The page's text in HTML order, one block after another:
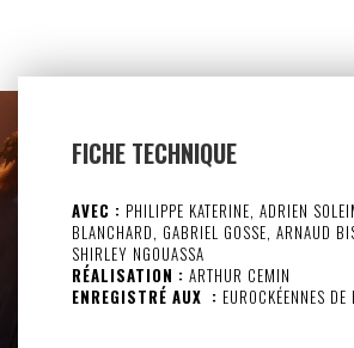
FICHE TECHNIQUE
AVEC : PHILIPPE KATERINE, ADRIEN
BLANCHARD, GABRIEL GOSSE, ARNAUD
SHIRLEY NGOUASSA
RÉALISATION : ARTHUR CEMIN
ENREGISTRÉ AUX : EUROCKÉENNES